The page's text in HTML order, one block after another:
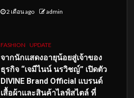
2 เดือน ago admin
FASHION UPDATE
จากนักแสดงอายุน้อยสู่เจ้าของ
ธุรกิจ “เจมีไนน์ นรวิชญ์” เปิดตัว
DIVINE Brand Official แบรนด์
เสื้อผ้าและสินค้าไลฟ์สไตล์ ที่